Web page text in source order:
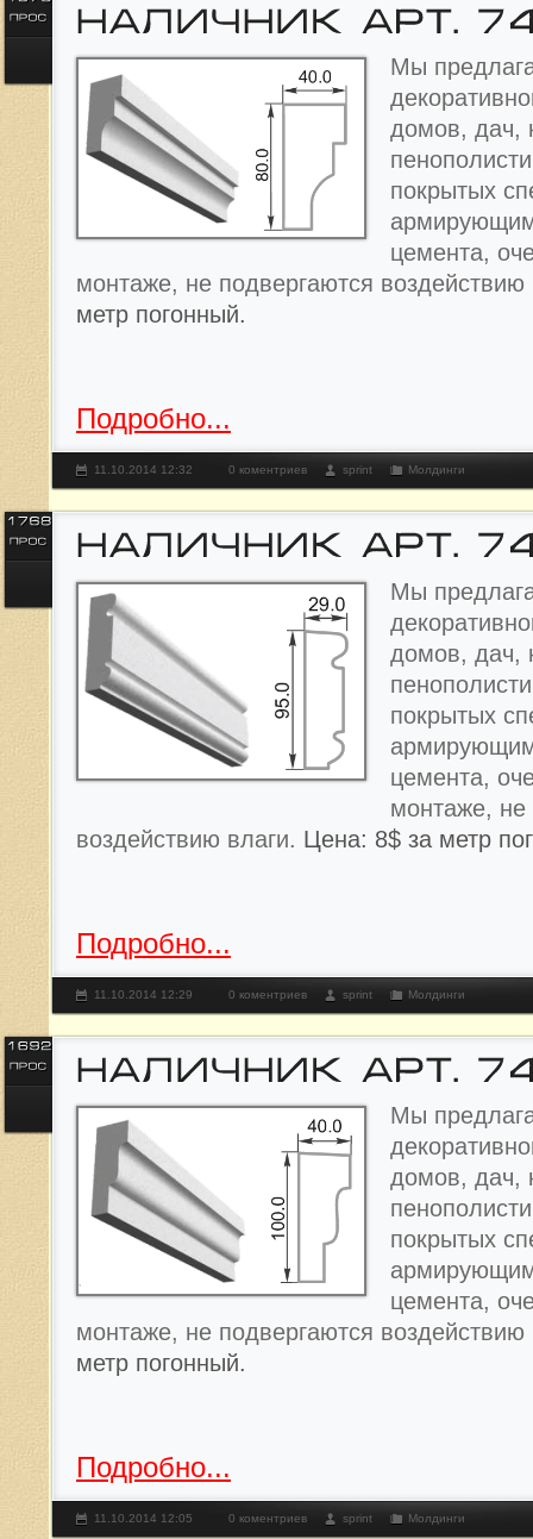
Мы
домов, дач,
покрытых
цемента,
монтаже, не подвергаются
метр погонный.
Подробно...
11.10.2014 12:32 0 коментриев sprint Молдинги
Мы
домов, дач,
покрытых
цемента,
монтаже, не
воздействию влаги. Цена: 8$ за метр
Подробно...
11.10.2014 12:29 0 коментриев sprint Молдинги
Мы
домов, дач,
покрытых
цемента,
монтаже, не подвергаются
метр погонный.
Подробно...
11.10.2014 12:05 0 коментриев sprint Молдинги